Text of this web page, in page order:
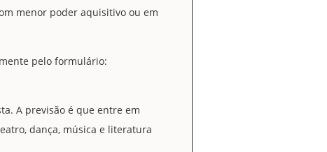
menor poder aquisitivo ou em
pelo formulário:
A previsão é que entre em
dança, música e literatura